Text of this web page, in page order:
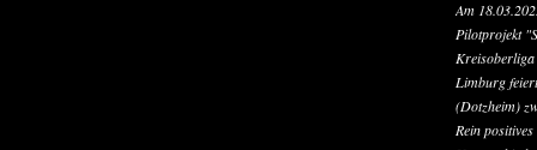
Am
Pilotprojekt
Kreisoberliga
Limburg
(Dotzheim)
Rein